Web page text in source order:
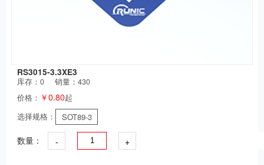
RS3015-3.3XE3
库存：0
销量：430
价格： ￥0.80起
选择规格：
SOT89-3
数量： - +